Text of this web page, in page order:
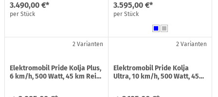
3.490,00 €*
per Stück
3.595,00 €*
per Stück
2 Varianten
Elektromobil Pride Kolja Plus,
6 km/h, 500 Watt, 45 km Rei…
2 Varianten
Elektromobil Pride Kolja
Ultra, 10 km/h, 500 Watt, 45…